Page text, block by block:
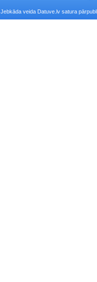
Jebkāda veida Datuve.lv satura